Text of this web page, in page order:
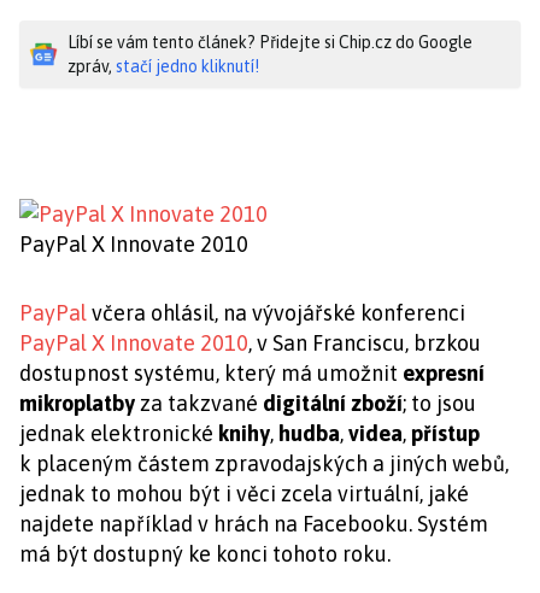
Líbí se vám tento článek? Přidejte si Chip.cz do Google
zpráv, stačí jedno kliknutí!
PayPal X Innovate 2010
PayPalvčera ohlásil, na vývojářské konferenci
PayPal X Innovate 2010, v San Franciscu, brzkou
dostupnost systému, který má umožnit expresní
mikroplatby za takzvané digitální zboží; to jsou
jednak elektronické knihy, hudba,videa,přístup
k placeným částem zpravodajských a jiných webů,
jednak to mohou být i věci zcela virtuální, jaké
najdete například v hrách na Facebooku. Systém
má být dostupný ke konci tohoto roku.